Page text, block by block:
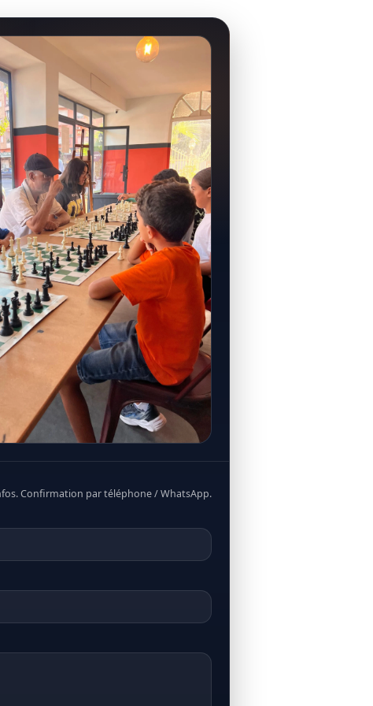
Confirmation par téléphone / WhatsApp.